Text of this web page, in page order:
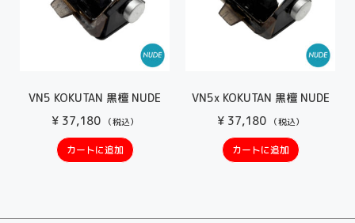
VN5 KOKUTAN 黒檀 NUDE
¥37,180 （税込）
カートに追加
VN5x KOKUTAN 黒檀 NUDE
¥37,180 （税込）
カートに追加